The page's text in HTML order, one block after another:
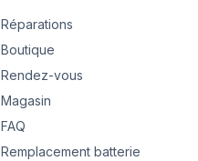
Réparations
Boutique
Rendez-vous
Magasin
FAQ
Remplacement batterie